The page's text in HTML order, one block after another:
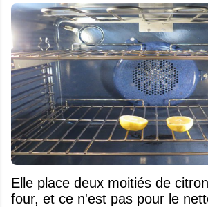
Elle place deux moitiés de
four, et ce n'est pas pour le